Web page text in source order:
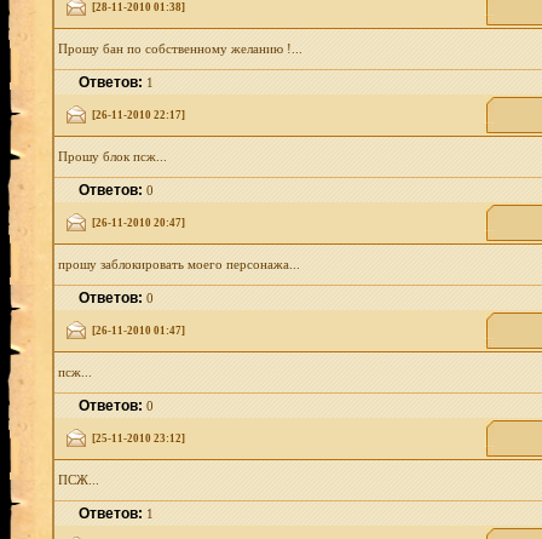
[28-11-2010 01:38]
Прошу бан по собственному желанию !...
Ответов:1
[26-11-2010 22:17]
Прошу блок псж...
Ответов:0
[26-11-2010 20:47]
прошу заблокировать моего персонажа...
Ответов:0
[26-11-2010 01:47]
псж...
Ответов:0
[25-11-2010 23:12]
ПСЖ...
Ответов:1